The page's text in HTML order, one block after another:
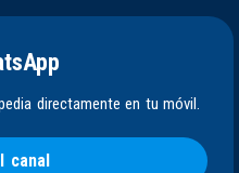
directamente en tu móvil.
canal